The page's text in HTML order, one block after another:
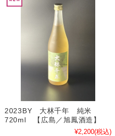
2023BY 大林千年 純米
720ml 【広島／旭鳳酒造】
¥2,200(税込)